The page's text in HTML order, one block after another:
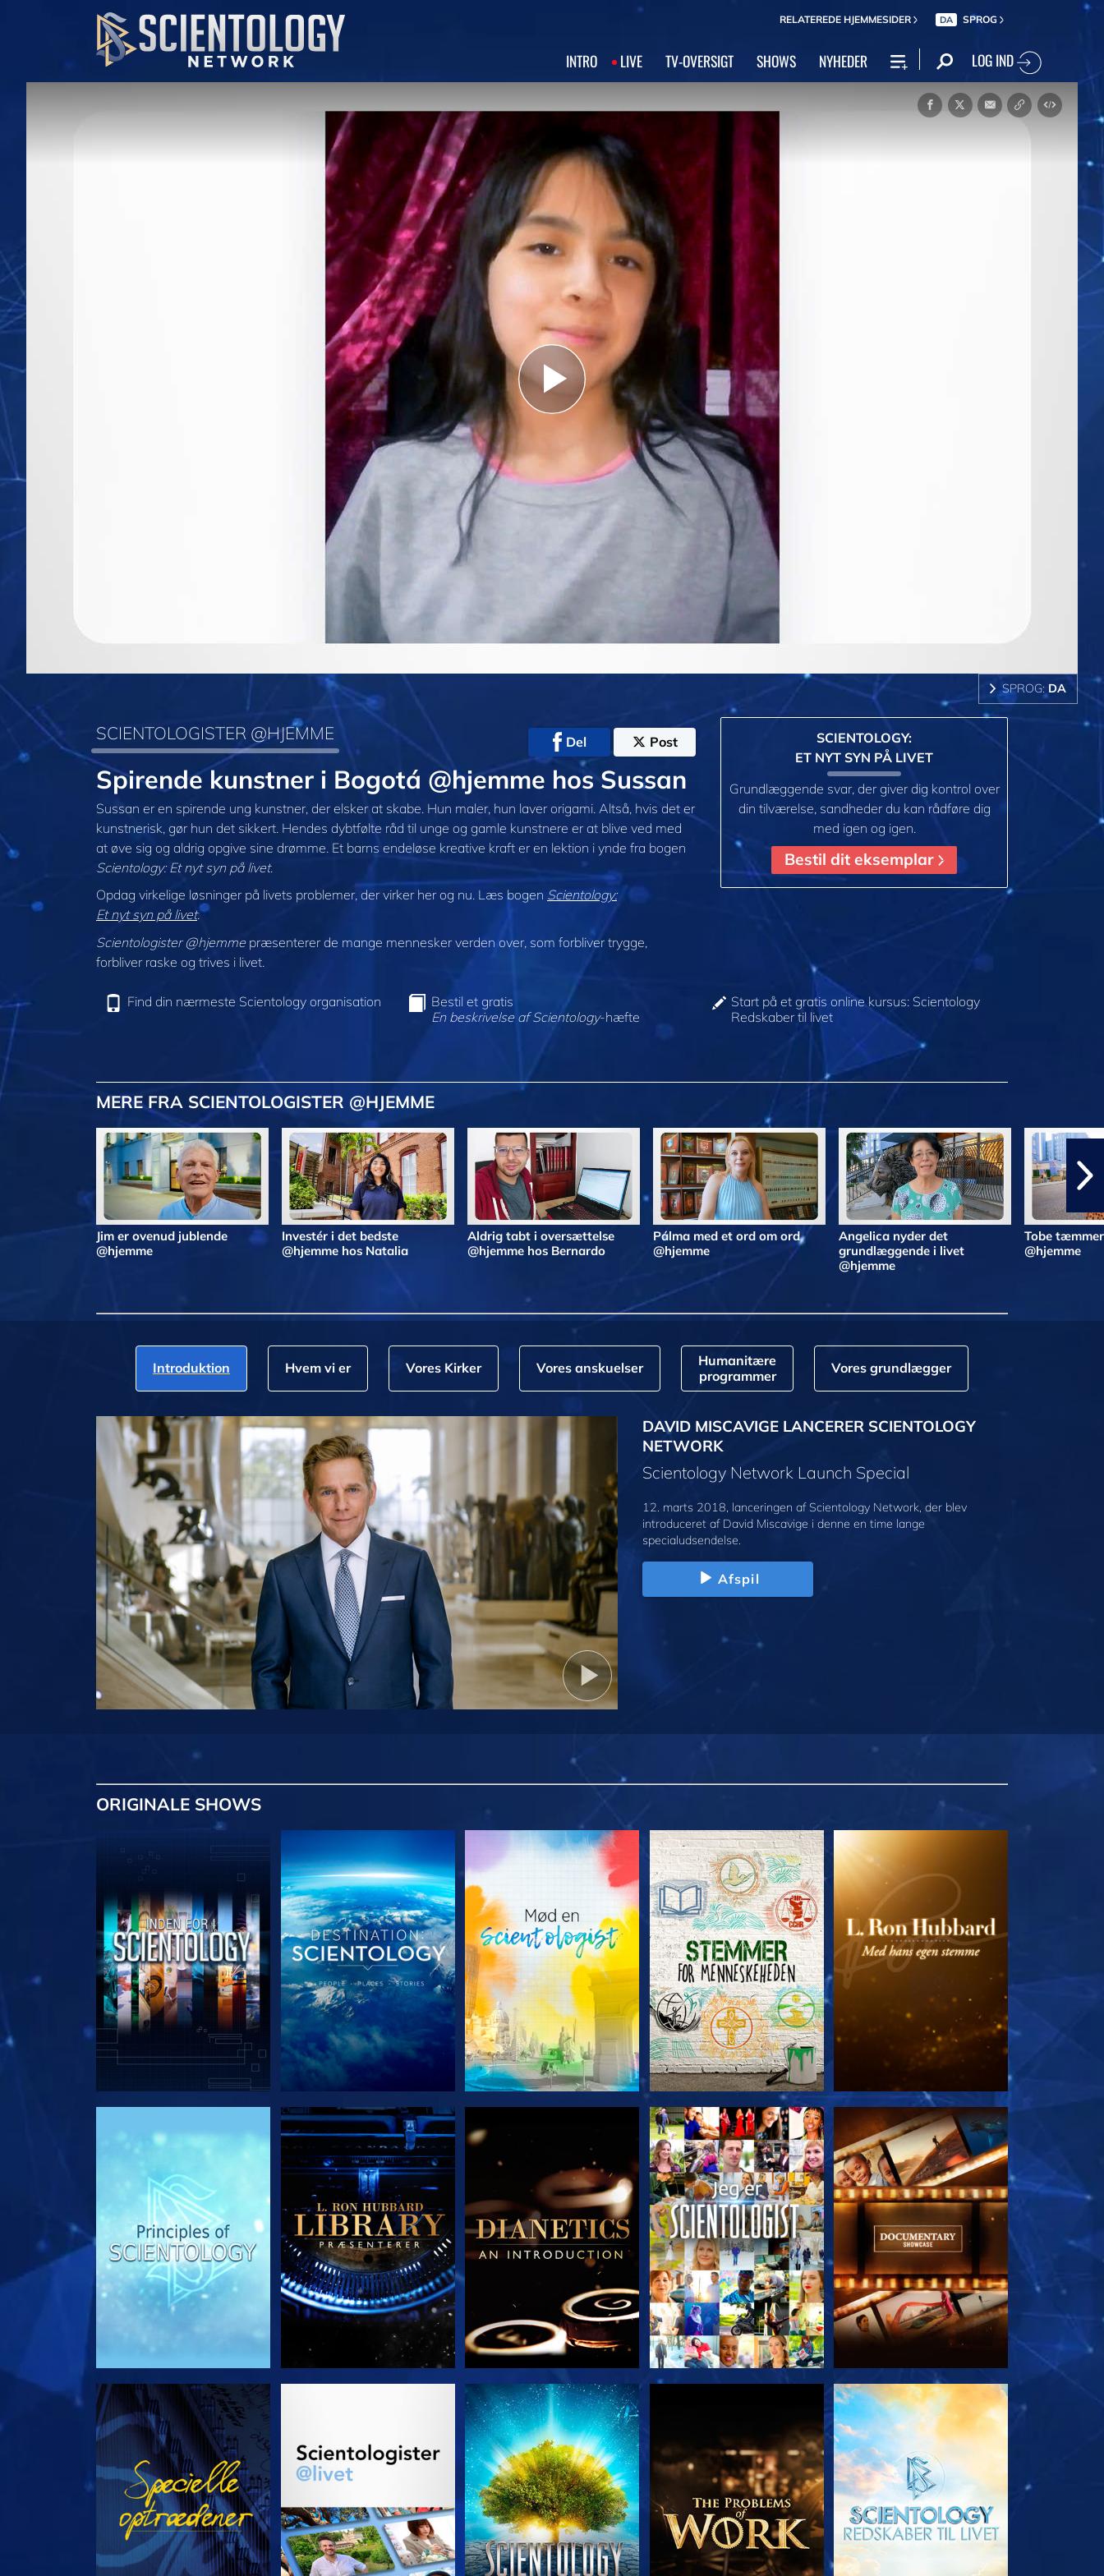
RELATEREDE HJEMMESIDER DA SPROG
INTRO LIVE TV‑OVERSIGT SHOWS NYHEDER LOG IND
Play
Video
SPROG: DA
SCIENTOLOGISTER @HJEMME Del Post
Spirende kunstner i Bogotá @hjemme hos Sussan
Sussan er en spirende ung kunstner, der elsker at skabe. Hun maler, hun laver origami. Altså, hvis det er
kunstnerisk, gør hun det sikkert. Hendes dybtfølte råd til unge og gamle kunstnere er at blive ved med
at øve sig og aldrig opgive sine drømme. Et barns endeløse kreative kraft er en lektion i ynde fra bogen
Scientology: Et nyt syn på livet.
Opdag virkelige løsninger på livets problemer, der virker her og nu. Læs bogen Scientology:
Et nyt syn på livet.
Scientologister @hjemmepræsenterer de mange mennesker verden over, som forbliver trygge,
forbliver raske og trives i livet.
SCIENTOLOGY:
ET NYT SYN PÅ LIVET
Grundlæggende svar, der giver dig kontrol over
din tilværelse, sandheder du kan rådføre dig
med igen og igen.
Bestil dit eksemplar
Find din nærmeste Scientology organisation
Bestil et gratis
En beskrivelse af Scientology-hæfte
Start på et gratis online kursus: Scientology
Redskaber til livet
MERE FRA SCIENTOLOGISTER @HJEMME
Jim er ovenud jublende
@hjemme
Investér i det bedste
@hjemme hos Natalia
Aldrig tabt i oversættelse
@hjemme hos Bernardo
Pálma med et ord om ord
@hjemme
Angelica nyder det
grundlæggende i livet
@hjemme
Tobe
@hjemme
Introduktion Hvem vi er Vores Kirker Vores anskuelser
Humanitære
programmer
Vores grundlægger
DAVID MISCAVIGE LANCERER SCIENTOLOGY
NETWORK
Scientology Network Launch Special
12. marts 2018, lanceringen af Scientology Network, der blev
introduceret af David Miscavige i denne en time lange
specialudsendelse.
Afspil
ORIGINALE SHOWS
UDFORSK SERIEN UDFORSK SERIEN UDFORSK SERIEN UDFORSK SERIEN UDFORSK SERIEN
SE UDFORSK SERIEN